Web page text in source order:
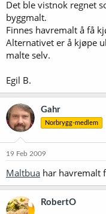
Det ble vistnok regnet
byggmalt.
Finnes havremalt å få
Alternativet er å kjøpe
malte selv.
Egil B.
Gahr
Norbrygg-medlem
19 Feb 2009
Maltbua har havremalt
RobertO